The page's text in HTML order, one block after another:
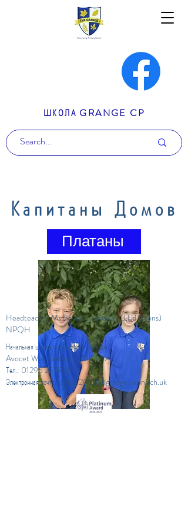
ШКОЛА GRANGE CP
Капитаны Домов
Платаны
Headteacher Ms Beverley Boswell B.Ed (Hons)
NPQH
Начальная школа сообщества Грейндж
Avocet Way, Банбери, OX16 9YA
Тел.: 01295 257861
Электронная почта: office.2058@grange.oxon.sch.uk